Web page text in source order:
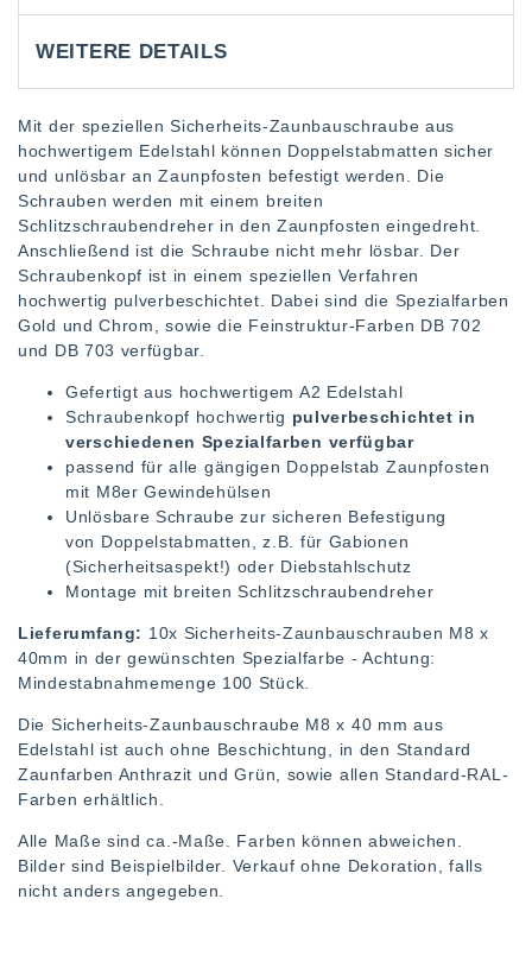
WEITERE DETAILS
Mit der speziellen Sicherheits-Zaunbauschraube aus
hochwertigem Edelstahl können Doppelstabmatten sicher
und unlösbar an Zaunpfosten befestigt werden. Die
Schrauben werden mit einem breiten
Schlitzschraubendreher in den Zaunpfosten eingedreht.
Anschließend ist die Schraube nicht mehr lösbar. Der
Schraubenkopf ist in einem speziellen Verfahren
hochwertig pulverbeschichtet. Dabei sind die Spezialfarben
Gold und Chrom, sowie die Feinstruktur-Farben DB 702
und DB 703 verfügbar.
Gefertigt aus hochwertigem A2 Edelstahl
Schraubenkopf hochwertig pulverbeschichtet in
verschiedenen Spezialfarben verfügbar
passend für alle gängigen Doppelstab Zaunpfosten
mit M8er Gewindehülsen
Unlösbare Schraube zur sicheren Befestigung
von Doppelstabmatten, z.B. für Gabionen
(Sicherheitsaspekt!) oder Diebstahlschutz
Montage mit breiten Schlitzschraubendreher
Lieferumfang: 10x Sicherheits-Zaunbauschrauben M8 x
40mm in der gewünschten Spezialfarbe - Achtung:
Mindestabnahmemenge 100 Stück.
Die Sicherheits-Zaunbauschraube M8 x 40 mm aus
Edelstahl ist auch ohne Beschichtung, in den Standard
Zaunfarben Anthrazit und Grün, sowie allen Standard-RAL-
Farben erhältlich.
Alle Maße sind ca.-Maße. Farben können abweichen.
Bilder sind Beispielbilder. Verkauf ohne Dekoration, falls
nicht anders angegeben.